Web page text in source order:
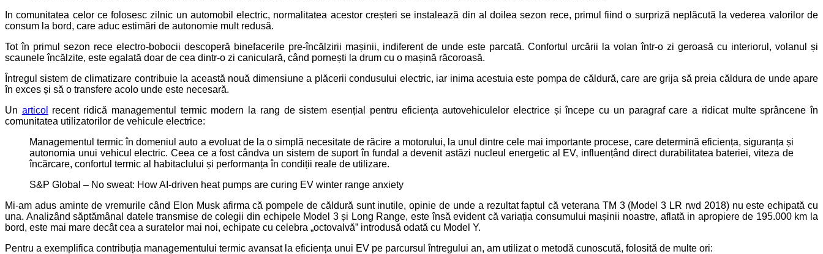
In comunitatea celor ce folosesc zilnic un automobil electric, normalitatea acestor creșteri se instalează din al doilea sezon rece, primul fiind o surpriză neplăcută la vederea valorilor de
consum la bord, care aduc estimări de autonomie mult redusă.
Tot în primul sezon rece electro-bobocii descoperă binefacerile pre-încălzirii mașinii, indiferent de unde este parcată. Confortul urcării la volan într-o zi geroasă cu interiorul, volanul și
scaunele încălzite, este egalată doar de cea dintr-o zi caniculară, când pornești la drum cu o mașină răcoroasă.
Întregul sistem de climatizare contribuie la această nouă dimensiune a plăcerii condusului electric, iar inima acestuia este pompa de căldură, care are grija să preia căldura de unde apare
în exces și să o transfere acolo unde este necesară.
Un articol
recent ridică managementul termic modern la rang de sistem esențial pentru eficiența autovehiculelor electrice și începe cu un paragraf care a ridicat multe sprâncene în
comunitatea utilizatorilor de vehicule electrice:
Managementul termic în domeniul auto a evoluat de la o simplă necesitate de răcire a motorului, la unul dintre cele mai importante procese, care determină eficiența, siguranța și
autonomia unui vehicul electric. Ceea ce a fost cândva un sistem de suport în fundal a devenit astăzi nucleul energetic al EV, influențând direct durabilitatea bateriei, viteza de
încărcare, confortul termic al habitaclului și performanța în condiții reale de utilizare.
S&P Global – No sweat: How AI-driven heat pumps are curing EV winter range anxiety
Mi-am adus aminte de vremurile când Elon Musk afirma că pompele de căldură sunt inutile, opinie de unde a rezultat faptul că veterana TM 3 (Model 3 LR rwd 2018) nu este echipată cu
una. Analizând săptămânal datele transmise de colegii din echipele Model 3 și Long Range, este însă evident că variația consumului mașinii noastre, aflată in apropiere de 195.000 km la
bord, este mai mare decât cea a suratelor mai noi, echipate cu celebra „octovalvă” introdusă odată cu Model Y.
Pentru a exemplifica contribuția managementului termic avansat la eficiența unui EV pe parcursul întregului an, am utilizat o metodă cunoscută, folosită de multe ori: